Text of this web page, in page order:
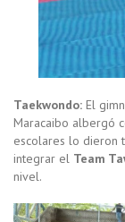
Taekwondo: El
Maracaibo albergó
escolares lo dieron
integrar el Team
nivel.